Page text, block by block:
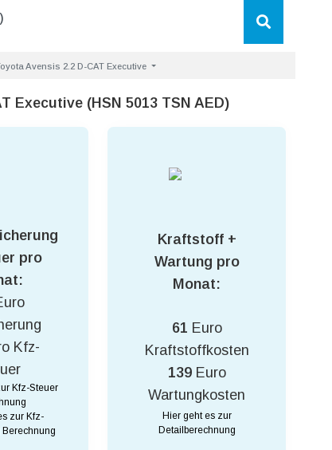
)
Avensis 2.2 D-CAT Executive
Executive (HSN 5013 TSN AED)
pro
Kfz-
Kfz-Steuer
zur Kfz-
Kraftstoff +
Wartung pro
Monat:
61 Euro
Kraftstoffkosten
139 Euro
Wartungkosten
Hier geht es zur
Detailberechnung